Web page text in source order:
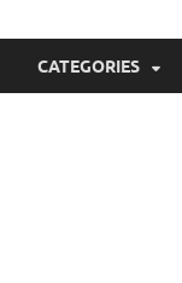
CATEGORIES